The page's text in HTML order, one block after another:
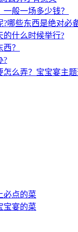
般一场多少钱？
哪些东西是绝对必
的什么时候举行?
？
?
么弄？宝宝宴主
必点的菜
宝宴的菜